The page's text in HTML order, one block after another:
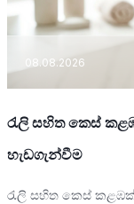
08.08.2026
රැලි සහිත කෙස් කළඹ
හැඩගැන්වීම
රැලි සහිත කෙස් කළඹක්